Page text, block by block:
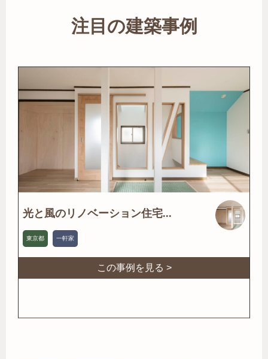
注目の建築事例
光と風のリノベーション住宅...
東京都 一軒家
この事例を見る >